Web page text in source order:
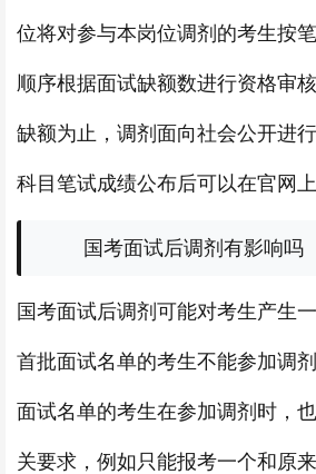
位将对参与本岗位调剂的考生按
顺序根据面试缺额数进行资格审
缺额为止，调剂面向社会公开进
科目笔试成绩公布后可以在官网上
国考面试后调剂有影响吗
国考面试后调剂可能对考生产生
首批面试名单的考生不能参加调
面试名单的考生在参加调剂时，
关要求，例如只能报考一个和原